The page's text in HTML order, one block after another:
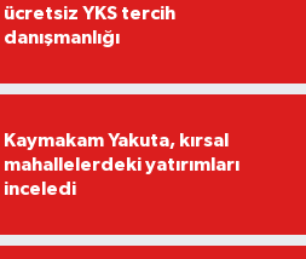
ücretsiz YKS tercih
danışmanlığı
Kaymakam Yakuta, kırsal
mahallelerdeki yatırımları
inceledi